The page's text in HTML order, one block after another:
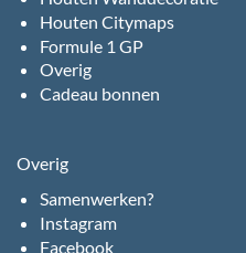
Houten Citymaps
Formule 1 GP
Overig
Cadeau bonnen
Overig
Samenwerken?
Instagram
Facebook